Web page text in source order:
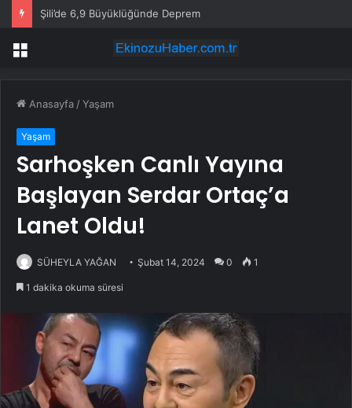
Şili’de 6,9 Büyüklüğünde Deprem
Menü
Anasayfa /Yaşam
Yaşam
Sarhoşken Canlı Yayına
Başlayan Serdar Ortaç’a
Lanet Oldu!
SÜHEYLA YAĞAN Şubat 14, 2024 0 1
1 dakika okuma süresi